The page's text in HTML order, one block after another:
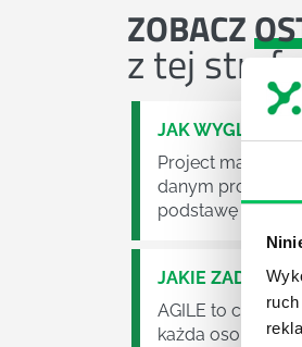
ZOBACZ
z tej
JAK WYGLĄDA
Project
danym projektem
podstawę
JAKIE ZADANIA
AGILE to coraz
każda osoba